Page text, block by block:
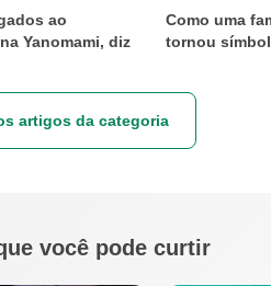
ao
Yanomami, diz
Como uma
tornou
artigos da categoria
você pode curtir